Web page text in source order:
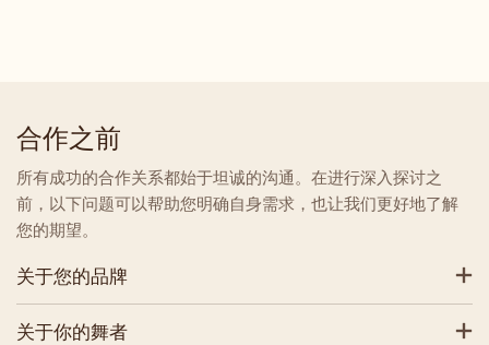
合作之前
所有成功的合作关系都始于坦诚的沟通。在进行深入探讨之
前，以下问题可以帮助您明确自身需求，也让我们更好地了解
您的期望。
关于您的品牌
关于你的舞者